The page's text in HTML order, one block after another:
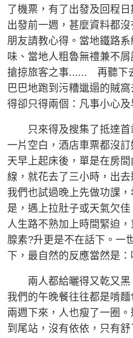
了機票，有了出發及回程
出發前一週，甚麼資料都
朋友請教心得。當地鐵路
味、當地人粗魯無禮兼不
搶掠旅客之事...... 再聽下
巴巴地跑到污糟邋遢的賊
得卻只得兩個：凡事小心及
只來得及搜集了抵達首
一片空白，酒店車票都沒
天早上起床後，單是在房
線，就花去了三小時，出
我們也試過晚上先做功課
是，遇上拉肚子或天氣欠
人生路不熟加上時間緊迫
腺素?升更是不在話下。一
下，最自然的反應當然是：
兩人都給曬得又乾又黑
我們的午晚餐往往都是啃
兩週下來，人也瘦了一圈
到尾站，沒有依依，只有